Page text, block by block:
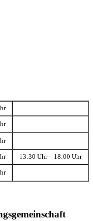
13:30 Uhr – 18:00 Uhr